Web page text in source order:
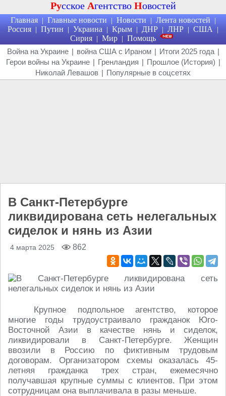
Русское Агентство Новостей
Главная | Главные новости | Новости | Лента новостей |
Россия | Путин | Украина | Крым | ДНР | ЛНР | США |
Сирия | Мир | Помощь
Война на Украине | война США с Ираном | Итоги 2025 года |
Герои войны на Украине | Гренландия | Прошлое (История) |
Николай Левашов | Популярные в соцсетях
В Санкт-Петербурге
ликвидирована сеть нелегальных
сиделок и нянь из Азии
4 марта 2025 862
Крупное подпольное агентство, которое
многие годы трудоустраивало гражданок Юго-
Восточной Азии в качестве нянь и сиделок,
ликвидировали в Санкт-Петербурге. Женщин
ввозили в Россию по фиктивным трудовым
договорам. Организатором схемы оказалась 45-
летняя гражданка трех стран, ежемесячно
получавшая крупные суммы с клиентов. При этом
сотрудницам она выплачивала в разы меньше.